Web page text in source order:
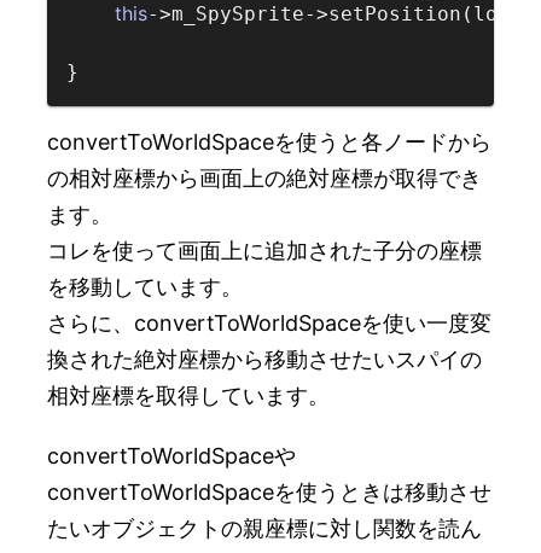
this->m_SpySprite-
convertToWorldSpaceを使うと各ノードから
の相対座標から画面上の絶対座標が取得でき
ます。
コレを使って画面上に追加された子分の座標
を移動しています。
さらに、convertToWorldSpaceを使い一度変
換された絶対座標から移動させたいスパイの
相対座標を取得しています。
convertToWorldSpaceや
convertToWorldSpaceを使うときは移動させ
たいオブジェクトの親座標に対し関数を読ん